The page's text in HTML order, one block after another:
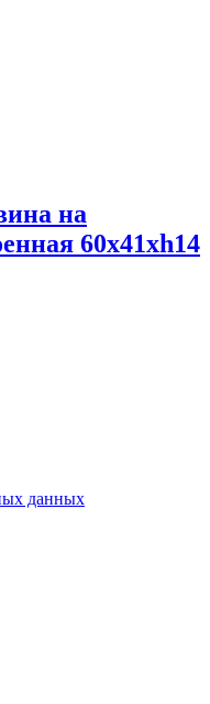
на
60х41хh14
данных